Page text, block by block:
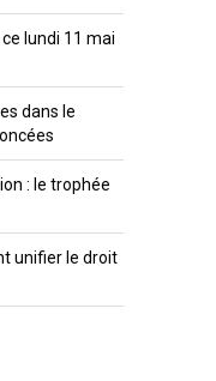
lundi 11 mai
dans le
: le trophée
unifier le droit